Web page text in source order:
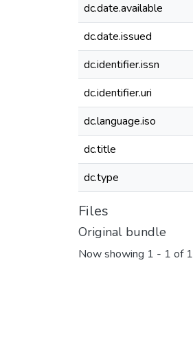
dc.date.available
dc.date.issued
dc.identifier.issn
dc.identifier.uri
dc.language.iso
dc.title
dc.type
Files
Original bundle
Now showing 1 - 1 of 1